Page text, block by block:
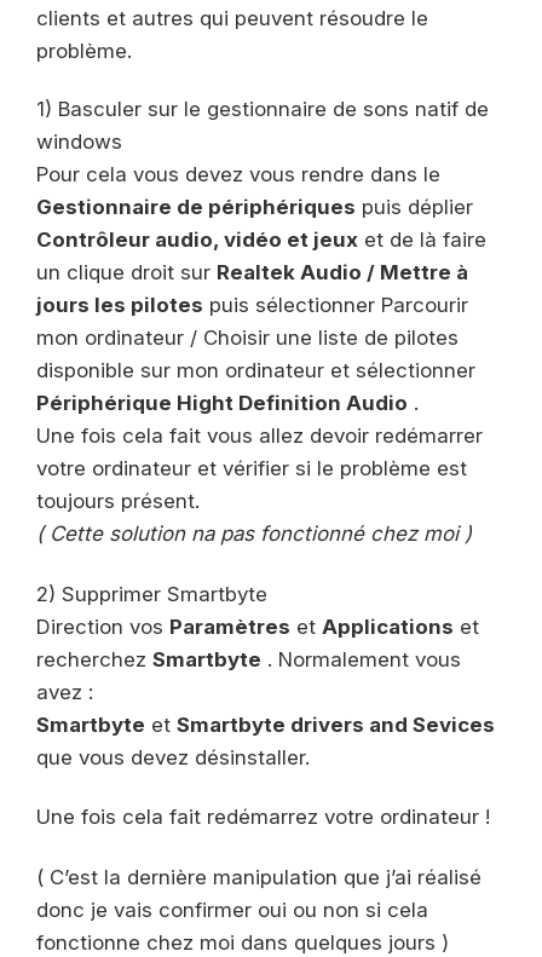
clients et autres qui peuvent résoudre le
problème.
1) Basculer sur le gestionnaire de sons natif de
windows
Pour cela vous devez vous rendre dans le
Gestionnaire de périphériques puis déplier
Contrôleur audio, vidéo et jeux et de là faire
un clique droit sur Realtek Audio / Mettre à
jours les pilotes puis sélectionner Parcourir
mon ordinateur / Choisir une liste de pilotes
disponible sur mon ordinateur et sélectionner
Périphérique Hight Definition Audio .
Une fois cela fait vous allez devoir redémarrer
votre ordinateur et vérifier si le problème est
toujours présent.
( Cette solution na pas fonctionné chez moi )
2) Supprimer Smartbyte
Direction vos Paramètres et Applications et
recherchez Smartbyte . Normalement vous
avez :
Smartbyte et Smartbyte drivers and Sevices
que vous devez désinstaller.
Une fois cela fait redémarrez votre ordinateur !
( C’est la dernière manipulation que j’ai réalisé
donc je vais confirmer oui ou non si cela
fonctionne chez moi dans quelques jours )